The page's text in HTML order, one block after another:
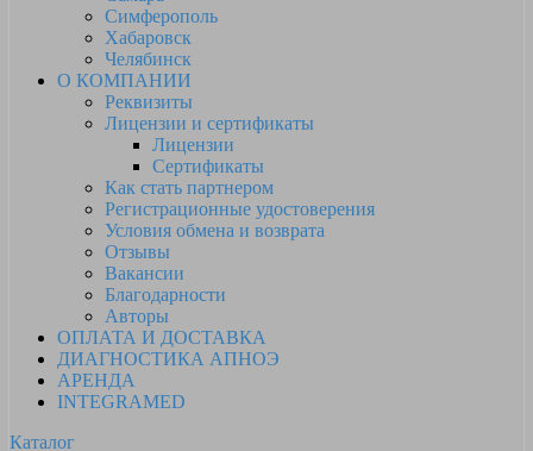
Симферополь
Хабаровск
Челябинск
О КОМПАНИИ
Реквизиты
Лицензии и сертификаты
Лицензии
Сертификаты
Как стать партнером
Регистрационные удостоверения
Условия обмена и возврата
Отзывы
Вакансии
Благодарности
Авторы
ОПЛАТА И ДОСТАВКА
ДИАГНОСТИКА АПНОЭ
АРЕНДА
INTEGRAMED
Каталог